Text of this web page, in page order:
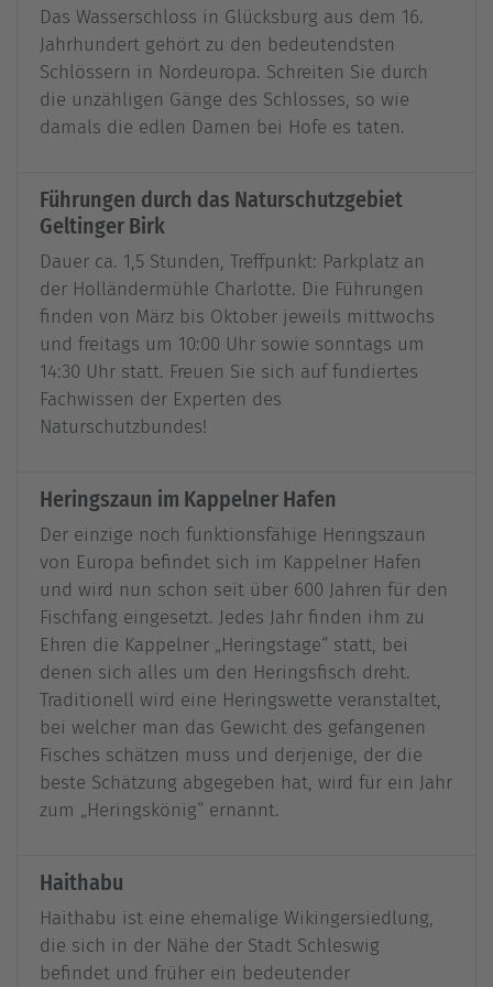
Das Wasserschloss in Glücksburg aus dem 16.
Jahrhundert gehört zu den bedeutendsten
Schlössern in Nordeuropa. Schreiten Sie durch
die unzähligen Gänge des Schlosses, so wie
damals die edlen Damen bei Hofe es taten.
Führungen durch das Naturschutzgebiet
Geltinger Birk
Dauer ca. 1,5 Stunden, Treffpunkt: Parkplatz an
der Holländermühle Charlotte. Die Führungen
finden von März bis Oktober jeweils mittwochs
und freitags um 10:00 Uhr sowie sonntags um
14:30 Uhr statt. Freuen Sie sich auf fundiertes
Fachwissen der Experten des
Naturschutzbundes!
Heringszaun im Kappelner Hafen
Der einzige noch funktionsfähige Heringszaun
von Europa befindet sich im Kappelner Hafen
und wird nun schon seit über 600 Jahren für den
Fischfang eingesetzt. Jedes Jahr finden ihm zu
Ehren die Kappelner „Heringstage“ statt, bei
denen sich alles um den Heringsfisch dreht.
Traditionell wird eine Heringswette veranstaltet,
bei welcher man das Gewicht des gefangenen
Fisches schätzen muss und derjenige, der die
beste Schätzung abgegeben hat, wird für ein Jahr
zum „Heringskönig“ ernannt.
Haithabu
Haithabu ist eine ehemalige Wikingersiedlung,
die sich in der Nähe der Stadt Schleswig
befindet und früher ein bedeutender